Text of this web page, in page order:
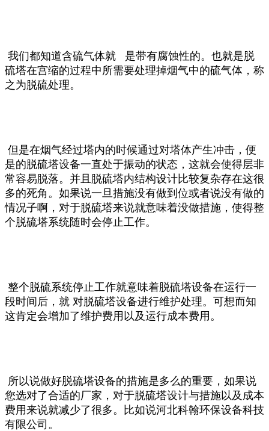
我们都知道含硫气体就 是带有腐蚀性的。也就是脱
硫塔在宫缩的过程中所需要处理掉烟气中的硫气体，称
之为脱硫处理。
但是在烟气经过塔内的时候通过对塔体产生冲击，便
是的脱硫塔设备一直处于振动的状态，这就会使得层非
常容易脱落。并且脱硫塔内结构设计比较复杂存在这很
多的死角。如果说一旦措施没有做到位或者说没有做的
情况子啊，对于脱硫塔来说就意味着没做措施，使得整
个脱硫塔系统随时会停止工作。
整个脱硫系统停止工作就意味着脱硫塔设备在运行一
段时间后，就 对脱硫塔设备进行维护处理。可想而知
这肯定会增加了维护费用以及运行成本费用。
所以说做好脱硫塔设备的措施是多么的重要，如果说
您选对了合适的厂家，对于脱硫塔设计与措施以及成本
费用来说就减少了很多。比如说河北科翰环保设备科技
有限公司。